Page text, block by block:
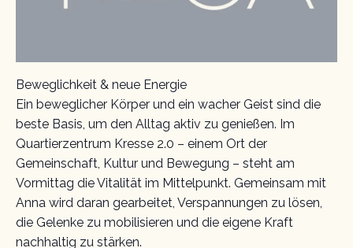
Beweglichkeit & neue Energie
Ein beweglicher Körper und ein wacher Geist sind die
beste Basis, um den Alltag aktiv zu genießen. Im
Quartierzentrum Kresse 2.0 – einem Ort der
Gemeinschaft, Kultur und Bewegung – steht am
Vormittag die Vitalität im Mittelpunkt. Gemeinsam mit
Anna wird daran gearbeitet, Verspannungen zu lösen,
die Gelenke zu mobilisieren und die eigene Kraft
nachhaltig zu stärken.